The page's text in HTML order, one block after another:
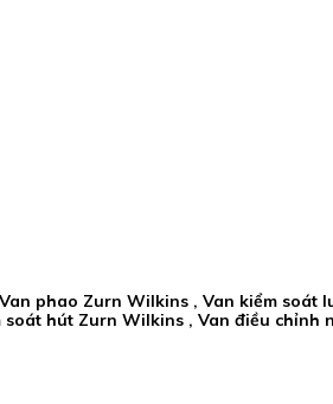
phao Zurn Wilkins , Van kiểm soát
hút Zurn Wilkins , Van điều chỉnh